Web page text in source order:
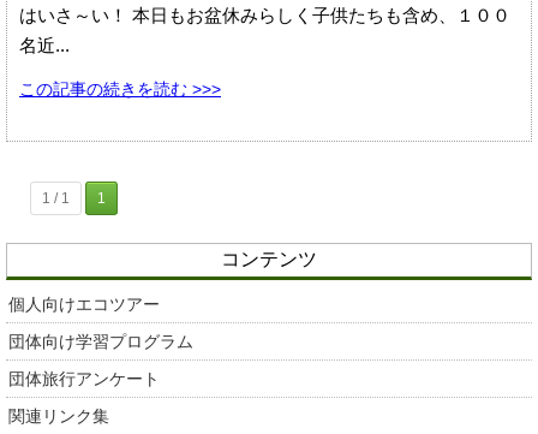
はいさ～い！ 本日もお盆休みらしく子供たちも含め、１００
名近...
この記事の続きを読む >>>
1 / 1 1
コンテンツ
個人向けエコツアー
団体向け学習プログラム
団体旅行アンケート
関連リンク集